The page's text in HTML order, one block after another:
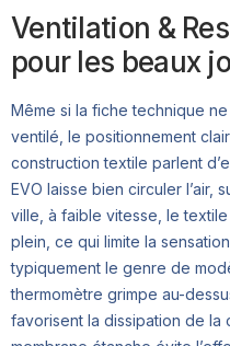
Ventilation &
pour les beaux
Même si la fiche technique
ventilé, le positionnement
construction textile parlent
EVO laisse bien circuler l’air,
ville, à faible vitesse, le
plein, ce qui limite la
typiquement le genre de
thermomètre grimpe au-
favorisent la dissipation de la